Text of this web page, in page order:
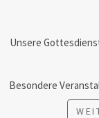
Unsere
Besondere